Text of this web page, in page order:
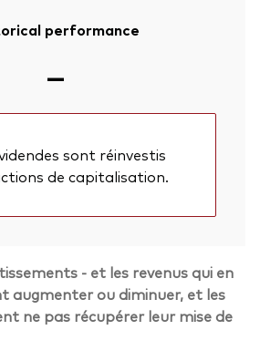
performance
—
sont réinvestis
de capitalisation.
- et les revenus qui en
augmenter ou diminuer, et les
ne pas récupérer leur mise de